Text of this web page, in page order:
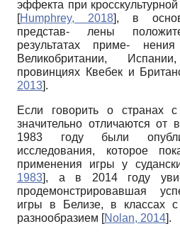
эффекта при
[Humphrey, 2018], в
представ- лены
результатах приме-
Великобритании,
провинциях Квебек и
2013].
Если говорить о странах с
значительно отличаются от
1983 году были
исследования, которое
применения игры у
1983], а в 2014 году
продемонстрировавшая
игры в Белизе, в классах
разнообразием [Nolan, 2014].